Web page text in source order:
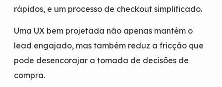
rápidos, e um processo de checkout simplificado.
Uma UX bem projetada não apenas mantém o
lead engajado, mas também reduz a fricção que
pode desencorajar a tomada de decisões de
compra.